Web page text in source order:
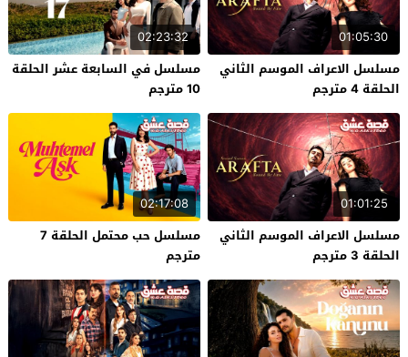
01:05:30
مسلسل الاعراف الموسم الثاني
الحلقة 4 مترجم
02:23:32
مسلسل في السابعة عشر الحلقة
10 مترجم
01:01:25
مسلسل الاعراف الموسم الثاني
الحلقة 3 مترجم
02:17:08
مسلسل حب محتمل الحلقة 7
مترجم